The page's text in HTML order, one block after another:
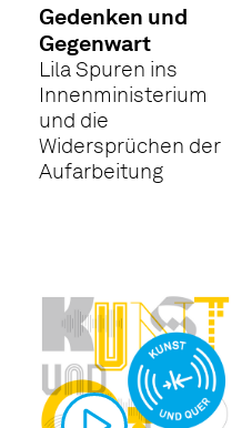
Gedenken und
Gegenwart
Lila Spuren ins
Innenministerium
und die
Widersprüchen der
Aufarbeitung